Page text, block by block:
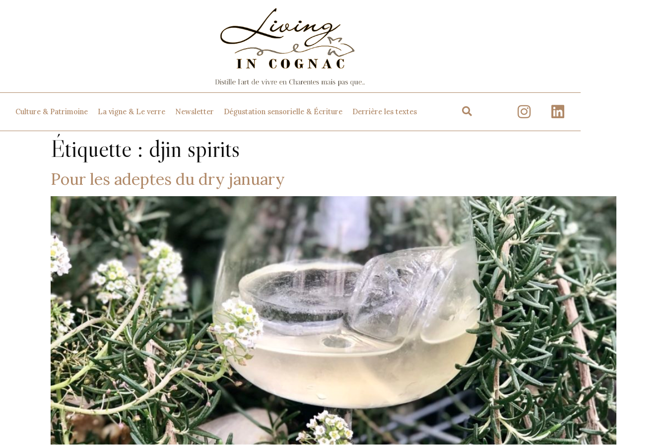
Culture & Patrimoine La vigne & Le verre Newsletter Dégustation sensorielle & Écriture Derrière les textes
Étiquette : djin spirits
Pour les adeptes du dry january